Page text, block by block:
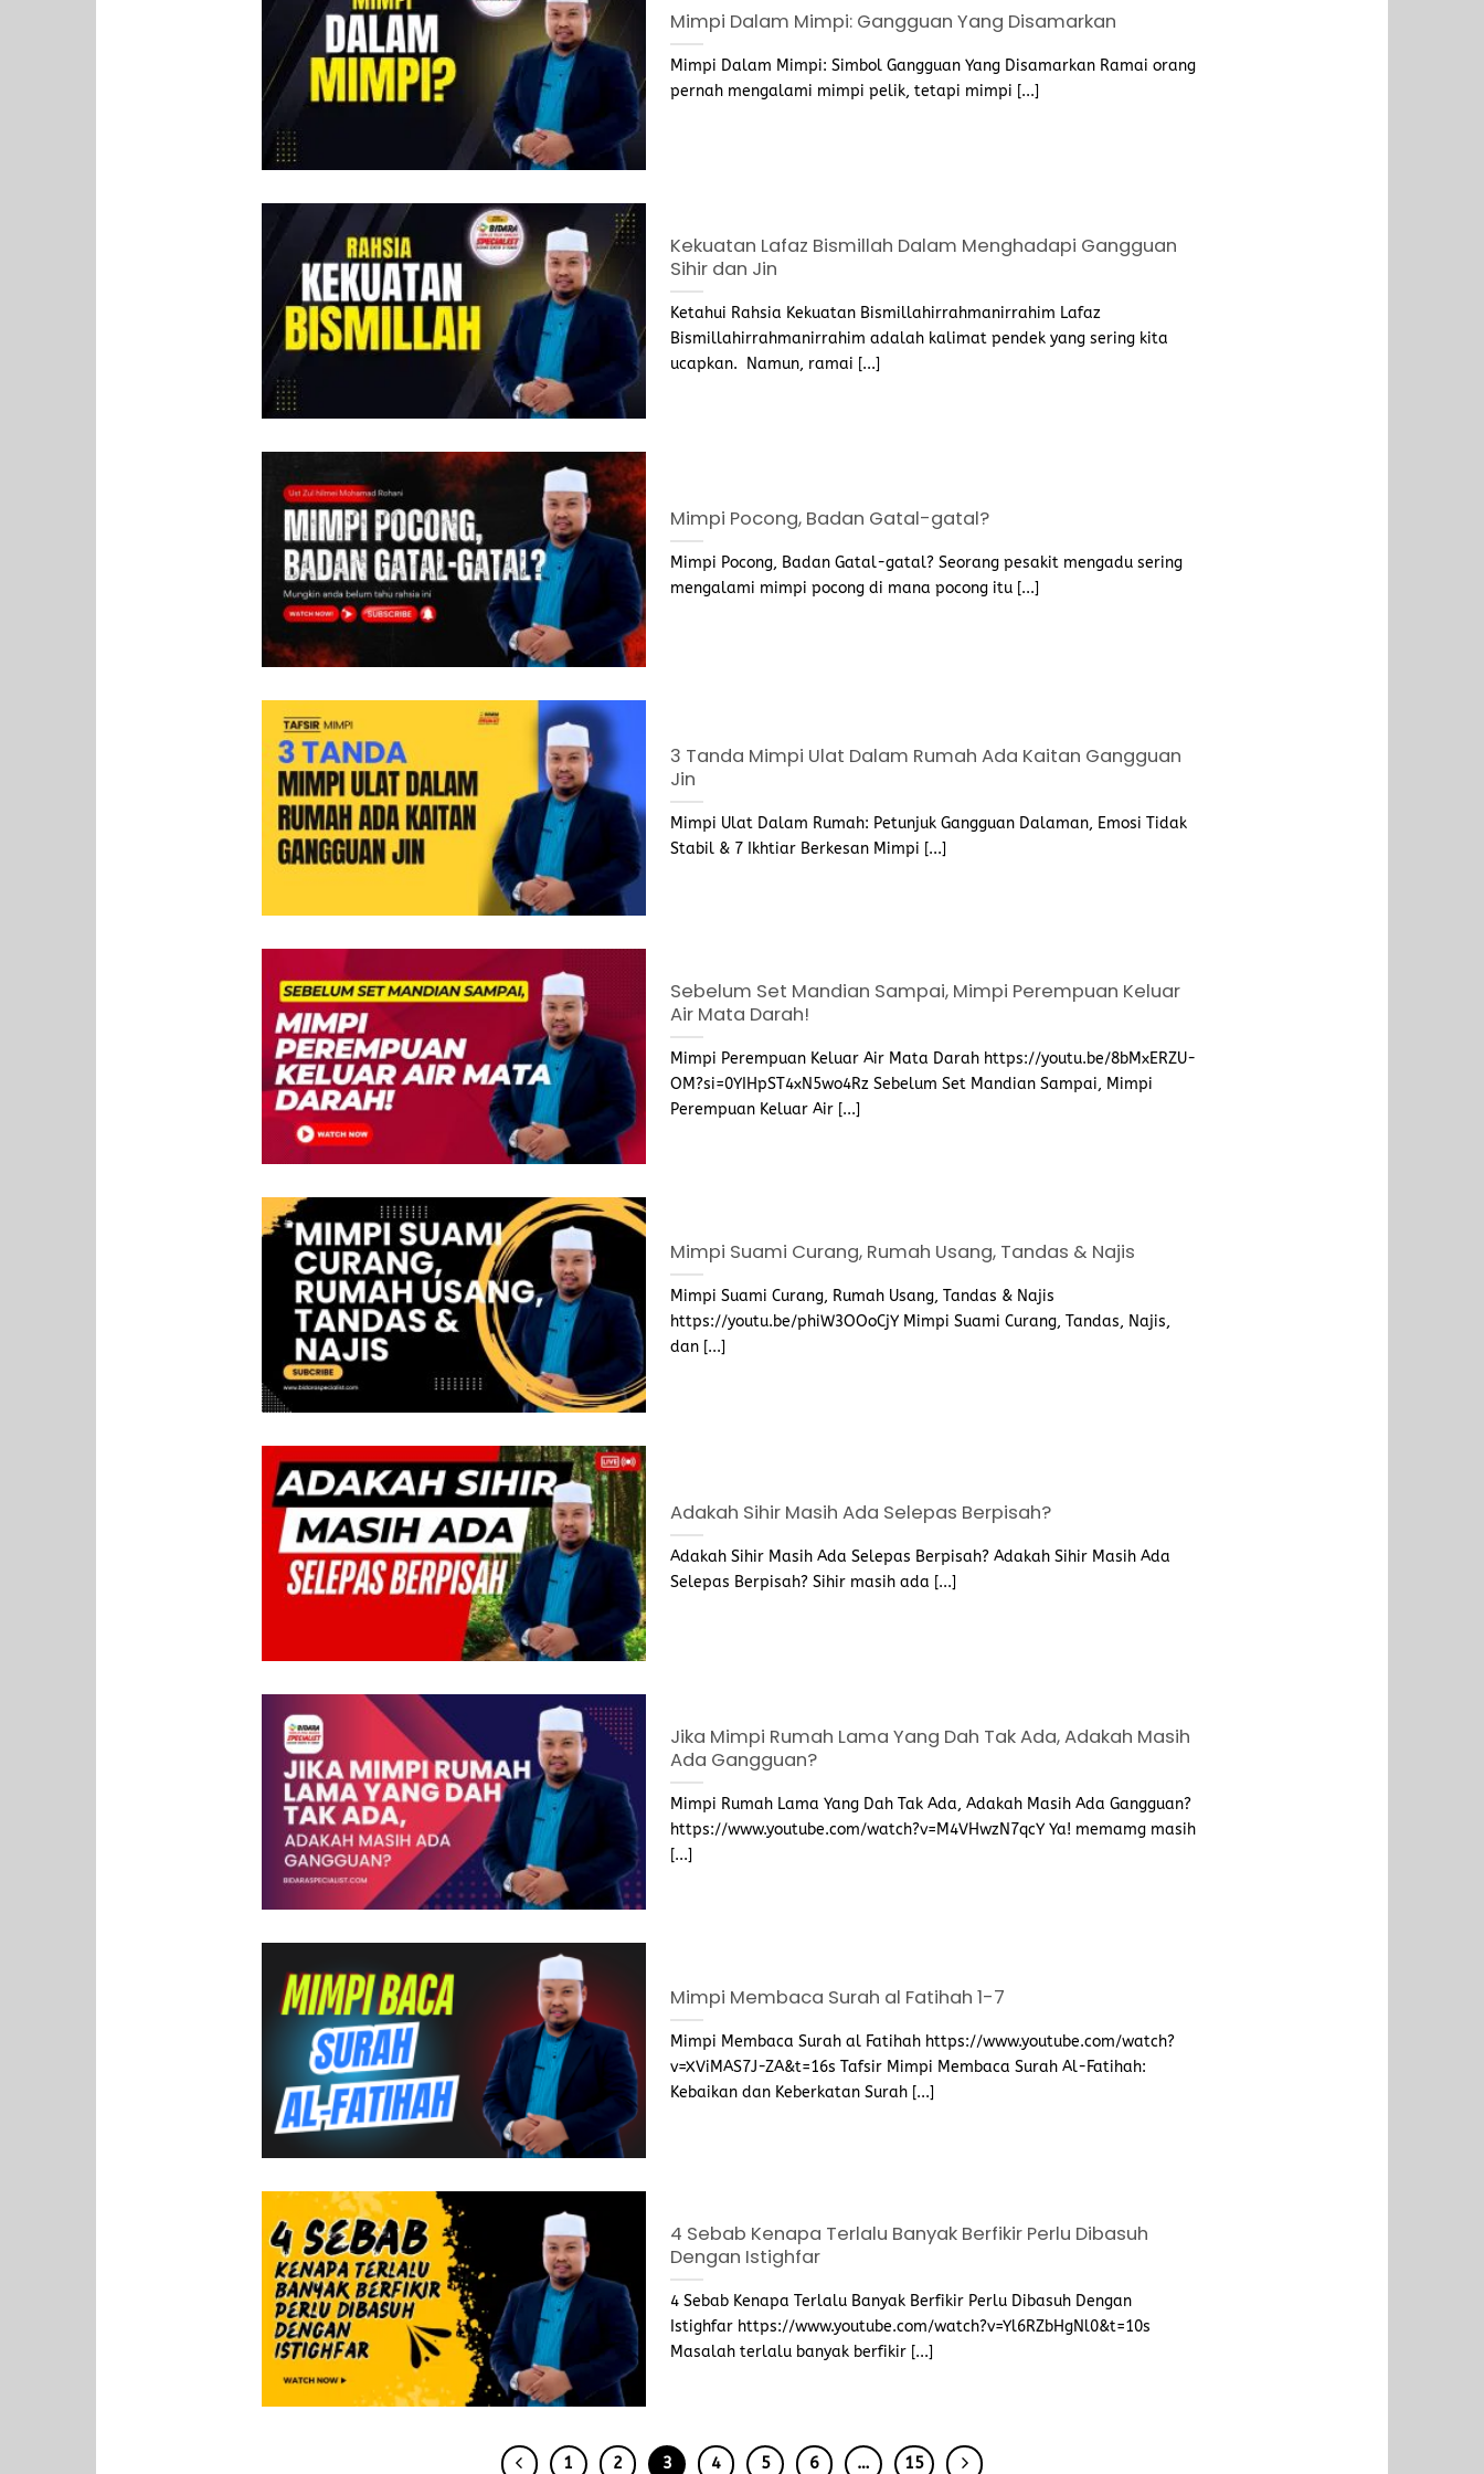
Mimpi Dalam Mimpi: Gangguan Yang Disamarkan
Mimpi Dalam Mimpi: Simbol Gangguan Yang Disamarkan Ramai orang
pernah mengalami mimpi pelik, tetapi mimpi [...]
Kekuatan Lafaz Bismillah Dalam Menghadapi Gangguan
Sihir dan Jin
Ketahui Rahsia Kekuatan Bismillahirrahmanirrahim Lafaz
Bismillahirrahmanirrahim adalah kalimat pendek yang sering kita
ucapkan. Namun, ramai [...]
Mimpi Pocong, Badan Gatal-gatal?
Mimpi Pocong, Badan Gatal-gatal? Seorang pesakit mengadu sering
mengalami mimpi pocong di mana pocong itu [...]
3 Tanda Mimpi Ulat Dalam Rumah Ada Kaitan Gangguan
Jin
Mimpi Ulat Dalam Rumah: Petunjuk Gangguan Dalaman, Emosi Tidak
Stabil & 7 Ikhtiar Berkesan Mimpi [...]
Sebelum Set Mandian Sampai, Mimpi Perempuan Keluar
Air Mata Darah!
Mimpi Perempuan Keluar Air Mata Darah https://youtu.be/8bMxERZU-
OM?si=0YIHpST4xN5wo4Rz Sebelum Set Mandian Sampai, Mimpi
Perempuan Keluar Air [...]
Mimpi Suami Curang, Rumah Usang, Tandas & Najis
Mimpi Suami Curang, Rumah Usang, Tandas & Najis
https://youtu.be/phiW3OOoCjY Mimpi Suami Curang, Tandas, Najis,
dan [...]
Adakah Sihir Masih Ada Selepas Berpisah?
Adakah Sihir Masih Ada Selepas Berpisah? Adakah Sihir Masih Ada
Selepas Berpisah? Sihir masih ada [...]
Jika Mimpi Rumah Lama Yang Dah Tak Ada, Adakah Masih
Ada Gangguan?
Mimpi Rumah Lama Yang Dah Tak Ada, Adakah Masih Ada Gangguan?
https://www.youtube.com/watch?v=M4VHwzN7qcY Ya! memamg masih
[...]
Mimpi Membaca Surah al Fatihah 1-7
Mimpi Membaca Surah al Fatihah https://www.youtube.com/watch?
v=XViMAS7J-ZA&t=16s Tafsir Mimpi Membaca Surah Al-Fatihah:
Kebaikan dan Keberkatan Surah [...]
4 Sebab Kenapa Terlalu Banyak Berfikir Perlu Dibasuh
Dengan Istighfar
4 Sebab Kenapa Terlalu Banyak Berfikir Perlu Dibasuh Dengan
Istighfar https://www.youtube.com/watch?v=Yl6RZbHgNl0&t=10s
Masalah terlalu banyak berfikir [...]
1 2 3 4 5 6 … 15